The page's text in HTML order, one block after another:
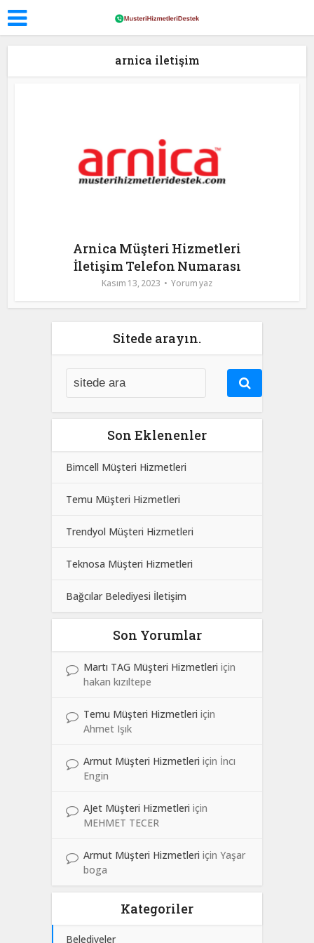
arnica iletişim
Arnica Müşteri Hizmetleri
İletişim Telefon Numarası
Kasım 13, 2023 Yorum yaz
Sitede arayın.
Son Eklenenler
Bimcell Müşteri Hizmetleri
Temu Müşteri Hizmetleri
Trendyol Müşteri Hizmetleri
Teknosa Müşteri Hizmetleri
Bağcılar Belediyesi İletişim
Son Yorumlar
Martı TAG Müşteri Hizmetleri için
hakan kızıltepe
Temu Müşteri Hizmetleri için
Ahmet Işık
Armut Müşteri Hizmetleri için İncı
Engin
AJet Müşteri Hizmetleri için
MEHMET TECER
Armut Müşteri Hizmetleri için Yaşar
boga
Kategoriler
Belediyeler